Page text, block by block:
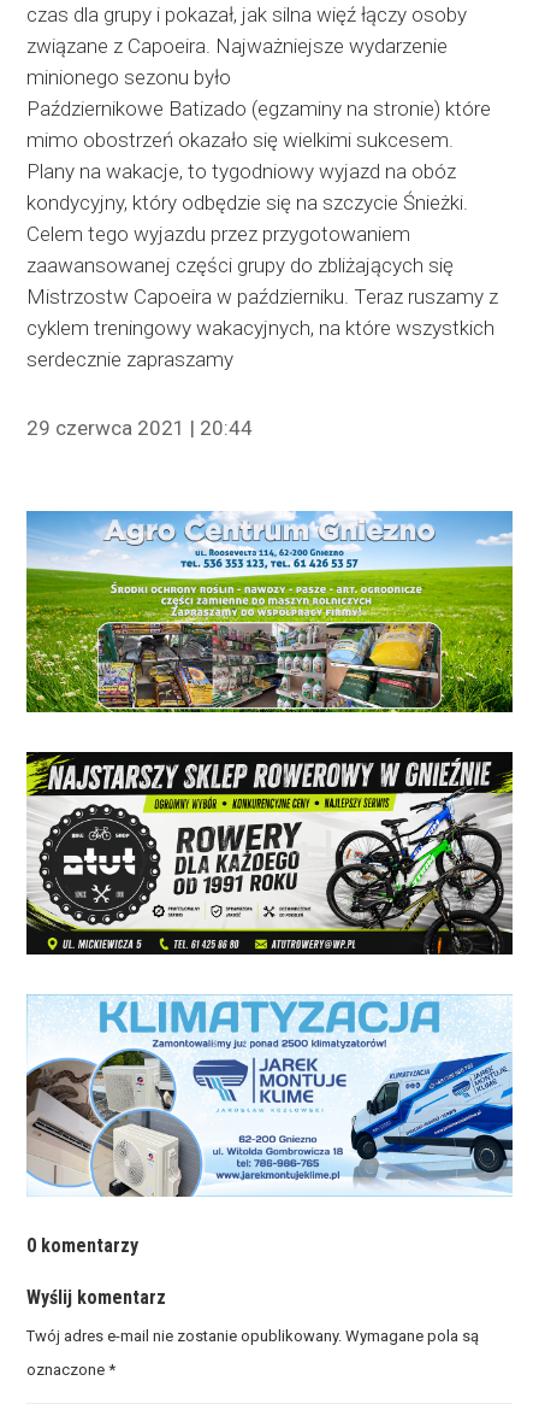
czas dla grupy i pokazał, jak silna więź łączy osoby
związane z Capoeira. Najważniejsze wydarzenie
minionego sezonu było
Październikowe Batizado (egzaminy na stronie) które
mimo obostrzeń okazało się wielkimi sukcesem.
Plany na wakacje, to tygodniowy wyjazd na obóz
kondycyjny, który odbędzie się na szczycie Śnieżki.
Celem tego wyjazdu przez przygotowaniem
zaawansowanej części grupy do zbliżających się
Mistrzostw Capoeira w październiku. Teraz ruszamy z
cyklem treningowy wakacyjnych, na które wszystkich
serdecznie zapraszamy
29 czerwca 2021 | 20:44
0 komentarzy
Wyślij komentarz
Twój adres e-mail nie zostanie opublikowany. Wymagane pola są
oznaczone*